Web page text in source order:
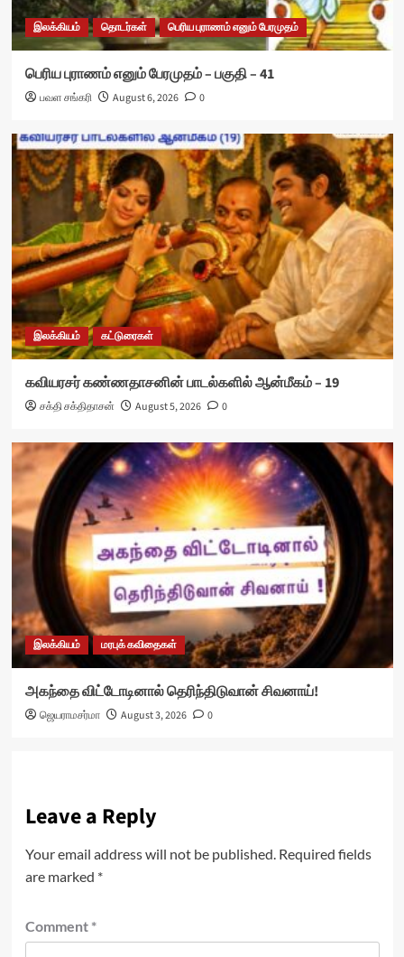
இலக்கியம் தொடர்கள் பெரிய புராணம் எனும் பேரமுதம்
பெரிய புராணம் எனும் பேரமுதம் – பகுதி – 41
பவள சங்கரி August 6, 2026 0
இலக்கியம் கட்டுரைகள்
கவியரசர் கண்ணதாசனின் பாடல்களில் ஆன்மீகம் – 19
சக்தி சக்திதாசன் August 5, 2026 0
இலக்கியம் மரபுக் கவிதைகள்
அகந்தை விட்டோடினால் தெரிந்திடுவான் சிவனாய்!
ஜெயராமசர்மா August 3, 2026 0
Leave a Reply
Your email address will not be published. Required fields
are marked *
Comment *